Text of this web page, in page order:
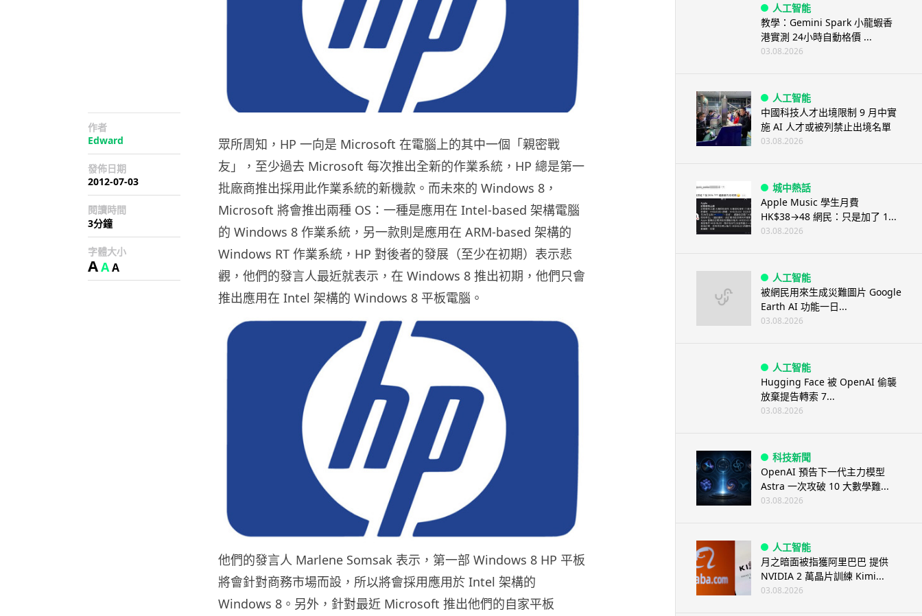
作者
Edward
發佈日期
2012-07-03
閱讀時間
3分鐘
字體大小
AAA
眾所周知，HP 一向是 Microsoft 在電腦上的其中一個「親密戰
友」，至少過去 Microsoft 每次推出全新的作業系統，HP 總是第一
批廠商推出採用此作業系統的新機款。而未來的 Windows 8，
Microsoft 將會推出兩種 OS：一種是應用在 Intel-based 架構電腦
的 Windows 8 作業系統，另一款則是應用在 ARM-based 架構的
Windows RT 作業系統，HP 對後者的發展（至少在初期）表示悲
觀，他們的發言人最近就表示，在 Windows 8 推出初期，他們只會
推出應用在 Intel 架構的 Windows 8 平板電腦。
他們的發言人 Marlene Somsak 表示，第一部 Windows 8 HP 平板
將會針對商務市場而設，所以將會採用應用於 Intel 架構的
Windows 8。另外，針對最近 Microsoft 推出他們的自家平板
人工智能
教學：Gemini Spark 小龍蝦香
港實測 24小時自動格價 ...
03.08.2026
人工智能
中國科技人才出境限制 9 月中實
施 AI 人才或被列禁止出境名單
03.08.2026
城中熱話
Apple Music 學生月費
HK$38→48 網民：只是加了 1...
03.08.2026
人工智能
被網民用來生成災難圖片 Google
Earth AI 功能一日...
03.08.2026
人工智能
Hugging Face 被 OpenAI 偷襲
放棄提告轉索 7...
03.08.2026
科技新聞
OpenAI 預告下一代主力模型
Astra 一次攻破 10 大數學難...
03.08.2026
人工智能
月之暗面被指獲阿里巴巴 提供
NVIDIA 2 萬晶片訓練 Kimi...
03.08.2026